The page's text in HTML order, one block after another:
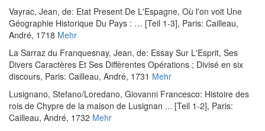
Vayrac, Jean, de: Etat Present De L'Espagne, Où l'on voit Une
Géographie Historique Du Pays : … [Teil 1-3], Paris: Cailleau,
André, 1718 Mehr
La Sarraz du Franquesnay, Jean, de: Essay Sur L'Esprit, Ses
Divers Caractères Et Ses Diffèrentes Opérations ; Divisé en six
discours, Paris: Cailleau, André, 1731 Mehr
Lusignano, Stefano/Loredano, Giovanni Francesco: Histoire des
rois de Chypre de la maison de Lusignan ... [Teil 1-2], Paris:
Cailleau, André, 1732 Mehr